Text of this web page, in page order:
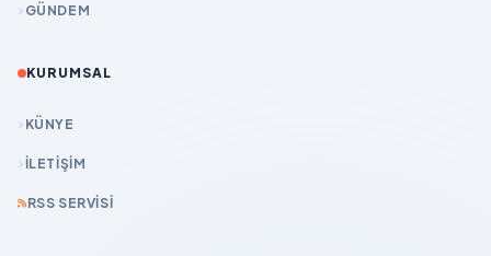
GÜNDEM
KURUMSAL
KÜNYE
İLETIŞIM
RSS SERVISI